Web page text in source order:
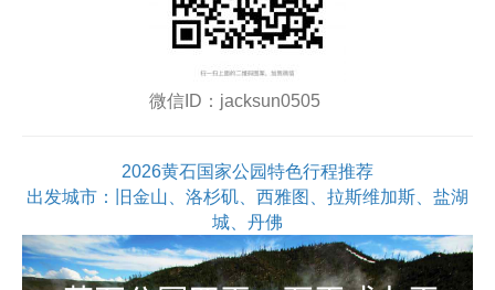
微信ID：jacksun0505
2026黄石国家公园特色行程推荐
出发城市：旧金山、洛杉矶、西雅图、拉斯维加斯、盐湖
城、丹佛